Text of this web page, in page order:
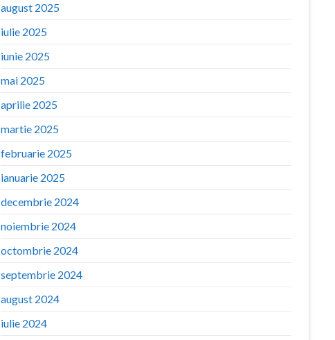
august 2025
iulie 2025
iunie 2025
mai 2025
aprilie 2025
martie 2025
februarie 2025
ianuarie 2025
decembrie 2024
noiembrie 2024
octombrie 2024
septembrie 2024
august 2024
iulie 2024